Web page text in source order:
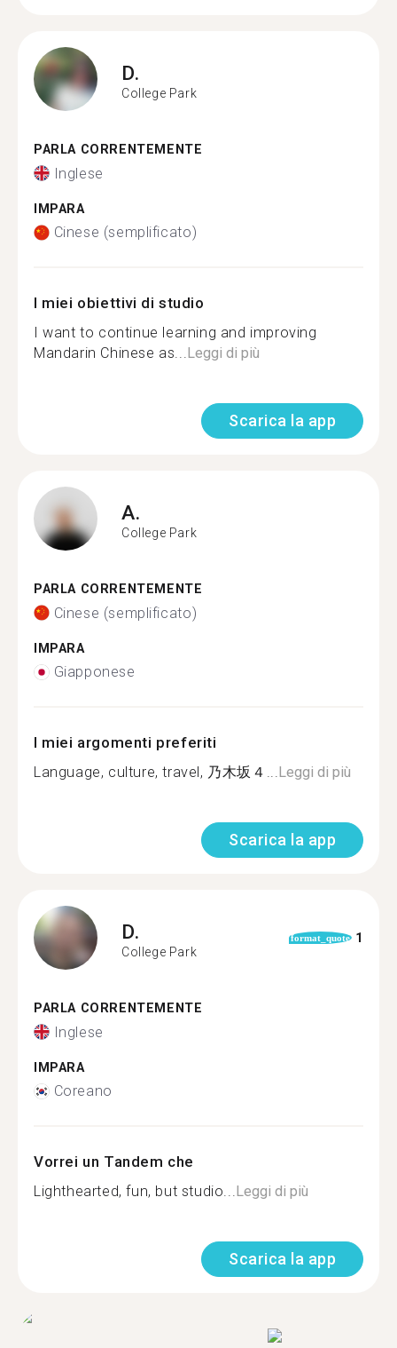
D.
College Park
PARLA CORRENTEMENTE
Inglese
IMPARA
Cinese (semplificato)
I miei obiettivi di studio
I want to continue learning and improving
Mandarin Chinese as...Leggi di più
Scarica la app
A.
College Park
PARLA CORRENTEMENTE
Cinese (semplificato)
IMPARA
Giapponese
I miei argomenti preferiti
Language, culture, travel, 乃木坂４...Leggi di più
Scarica la app
D.
College Park
format_quote 1
PARLA CORRENTEMENTE
Inglese
IMPARA
Coreano
Vorrei un Tandem che
Lighthearted, fun, but studio...Leggi di più
Scarica la app